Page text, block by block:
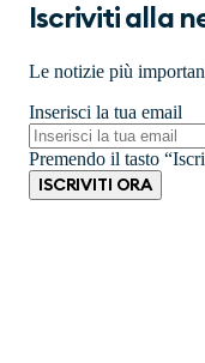
Iscriviti alla
Le notizie più
Inserisci la tua email
Premendo il tasto
ISCRIVITI ORA